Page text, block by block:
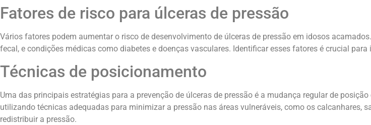
Fatores de risco para úlceras de pressão
Vários fatores podem aumentar o risco de desenvolvimento de úlceras de pressão em idosos
fecal, e condições médicas como diabetes e doenças vasculares. Identificar esses fatores é crucial
Técnicas de posicionamento
Uma das principais estratégias para a prevenção de úlceras de pressão é a mudança regular de
utilizando técnicas adequadas para minimizar a pressão nas áreas vulneráveis, como os calcanhares,
redistribuir a pressão.